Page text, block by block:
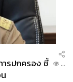
รปกครอง ชี้
...